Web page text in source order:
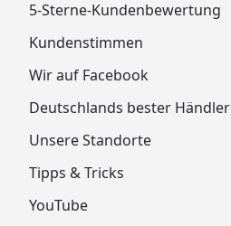
5-Sterne-Kundenbewertung
Kundenstimmen
Wir auf Facebook
Deutschlands bester Händler
Unsere Standorte
Tipps & Tricks
YouTube